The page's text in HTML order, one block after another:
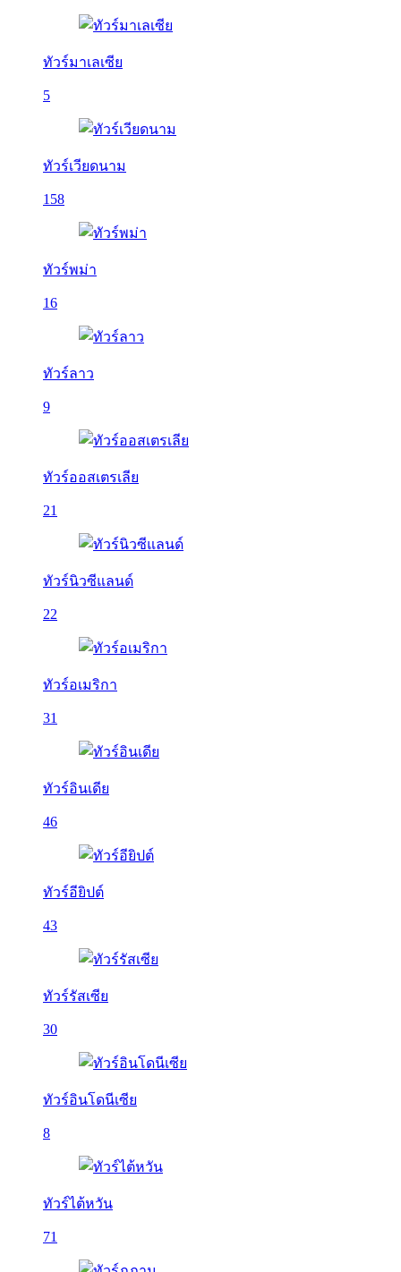
ทัวร์มาเลเซีย
5
ทัวร์เวียดนาม
158
ทัวร์พม่า
16
ทัวร์ลาว
9
ทัวร์ออสเตรเลีย
21
ทัวร์นิวซีแลนด์
22
ทัวร์อเมริกา
31
ทัวร์อินเดีย
46
ทัวร์อียิปต์
43
ทัวร์รัสเซีย
30
ทัวร์อินโดนีเซีย
8
ทัวร์ไต้หวัน
71